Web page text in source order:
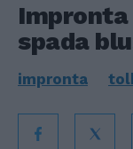
spada
impronta